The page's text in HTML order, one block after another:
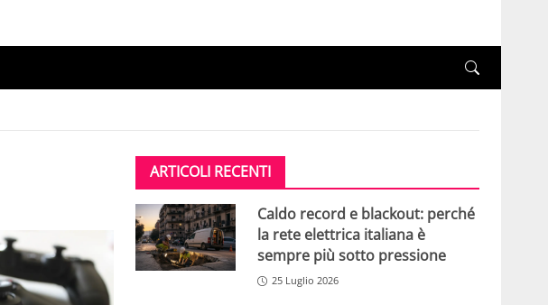
ARTICOLI RECENTI
Caldo record e blackout: perché
la rete elettrica italiana è
sempre più sotto pressione
25 Luglio 2026